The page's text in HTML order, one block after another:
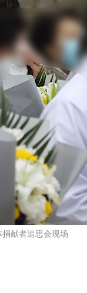
捐献者追思会现场